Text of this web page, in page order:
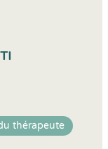
thérapeute